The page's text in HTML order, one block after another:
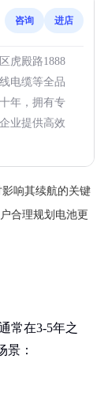
咨询 进店
虎殿路1888
电缆等全品
年，拥有专
业提供高效
响其续航的关键
合理规划电池更
常在3-5年之
景：